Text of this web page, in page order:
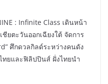
: Infinite Class เดินหน้า
ยตะวันออกเฉียงใต้ จัดการ
ศึกดวลกิลด์ระหว่างคนดัง
ทยและฟิลิปปินส์ ฝั่งไทยนำ